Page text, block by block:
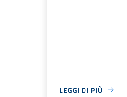
LEGGI DI PIÙ